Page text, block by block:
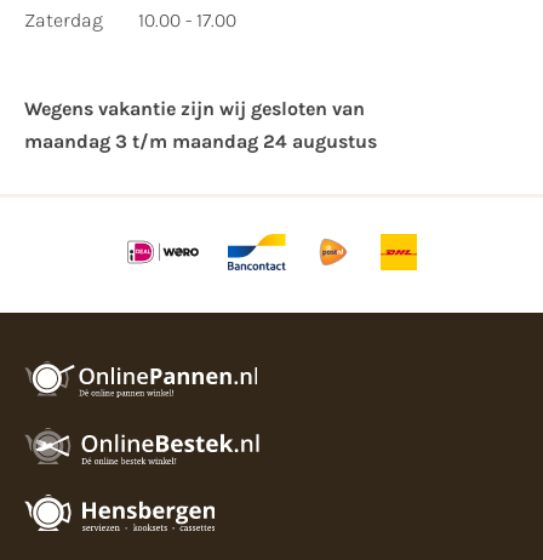
Zaterdag
10.00 - 17.00
Wegens vakantie zijn wij gesloten van ​
maandag 3 t/m maandag 24 augustus